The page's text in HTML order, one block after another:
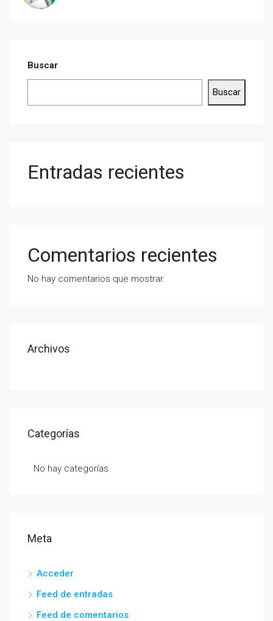
Buscar
Buscar
Entradas recientes
Comentarios recientes
No hay comentarios que mostrar.
Archivos
Categorías
No hay categorías
Meta
Acceder
Feed de entradas
Feed de comentarios